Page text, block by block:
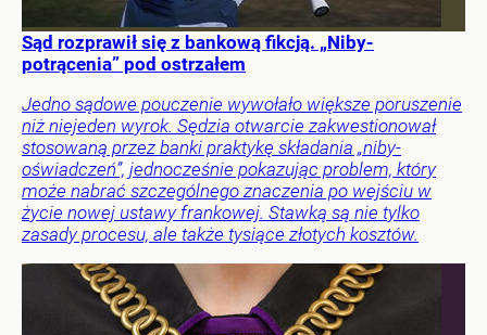
Sąd rozprawił się z bankową fikcją. „Niby-
potrącenia” pod ostrzałem
Jedno sądowe pouczenie wywołało większe poruszenie
niż niejeden wyrok. Sędzia otwarcie zakwestionował
stosowaną przez banki praktykę składania „niby-
oświadczeń”, jednocześnie pokazując problem, który
może nabrać szczególnego znaczenia po wejściu w
życie nowej ustawy frankowej. Stawką są nie tylko
zasady procesu, ale także tysiące złotych kosztów.